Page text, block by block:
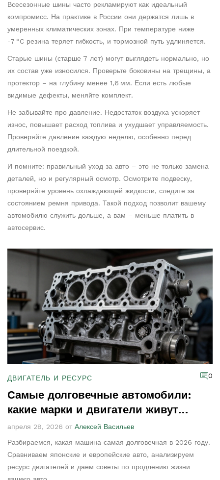
Всесезонные шины часто рекламируют как идеальный
компромисс. На практике в России они держатся лишь в
умеренных климатических зонах. При температуре ниже
-7 °C резина теряет гибкость, и тормозной путь удлиняется.
Старые шины (старше 7 лет) могут выглядеть нормально, но
их состав уже износился. Проверьте боковины на трещины, а
протектор – на глубину менее 1,6 мм. Если есть любые
видимые дефекты, меняйте комплект.
Не забывайте про давление. Недостаток воздуха ускоряет
износ, повышает расход топлива и ухудшает управляемость.
Проверяйте давление каждую неделю, особенно перед
длительной поездкой.
И помните: правильный уход за авто – это не только замена
деталей, но и регулярный осмотр. Осмотрите подвеску,
проверяйте уровень охлаждающей жидкости, следите за
состоянием ремня привода. Такой подход позволит вашему
автомобилю служить дольше, а вам – меньше платить в
автосервис.
ДВИГАТЕЛЬ И РЕСУРС 0
Самые долговечные автомобили:
какие марки и двигатели живут
дольше всего
апреля 28, 2026 от Алексей Васильев
Разбираемся, какая машина самая долговечная в 2026 году.
Сравниваем японские и европейские авто, анализируем
ресурс двигателей и даем советы по продлению жизни